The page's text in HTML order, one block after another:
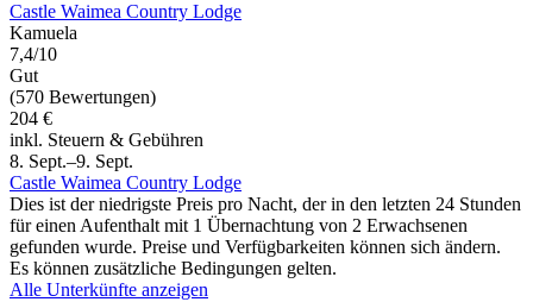
Castle Waimea Country Lodge
Kamuela
7,4/10
Gut
(570 Bewertungen)
204 €
inkl. Steuern & Gebühren
8. Sept.–9. Sept.
Castle Waimea Country Lodge
Dies ist der niedrigste Preis pro Nacht, der in den letzten 24 Stunden
für einen Aufenthalt mit 1 Übernachtung von 2 Erwachsenen
gefunden wurde. Preise und Verfügbarkeiten können sich ändern.
Es können zusätzliche Bedingungen gelten.
Alle Unterkünfte anzeigen